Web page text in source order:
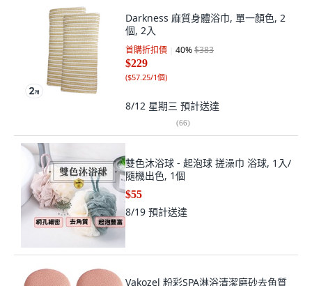
Darkness 麻質身體浴巾, 單一顏色, 2
個, 2入
首購折扣價 40%$383
$229
($57.25/1個)
8/12 星期三 預計送達
(66)
雙色沐浴球 - 起泡球 搓澡巾 浴球, 1入/
隨機出色, 1個
$55
8/19 預計送達
Vakozel 粉彩SPA淋浴清潔磨砂去角質